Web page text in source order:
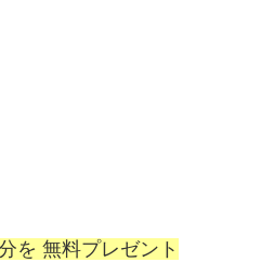
を 無料プレゼント